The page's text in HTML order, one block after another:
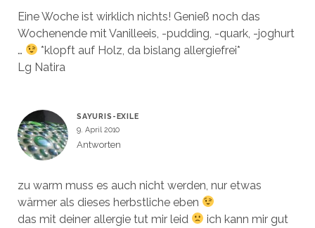
Eine Woche ist wirklich nichts! Genieß noch das
Wochenende mit Vanilleeis, -pudding, -quark, -joghurt
…
*klopft auf Holz, da bislang allergiefrei*
Lg Natira
SAYURIS-EXILE
9. April 2010
Antworten
zu warm muss es auch nicht werden, nur etwas
wärmer als dieses herbstliche eben
das mit deiner allergie tut mir leid
ich kann mir gut